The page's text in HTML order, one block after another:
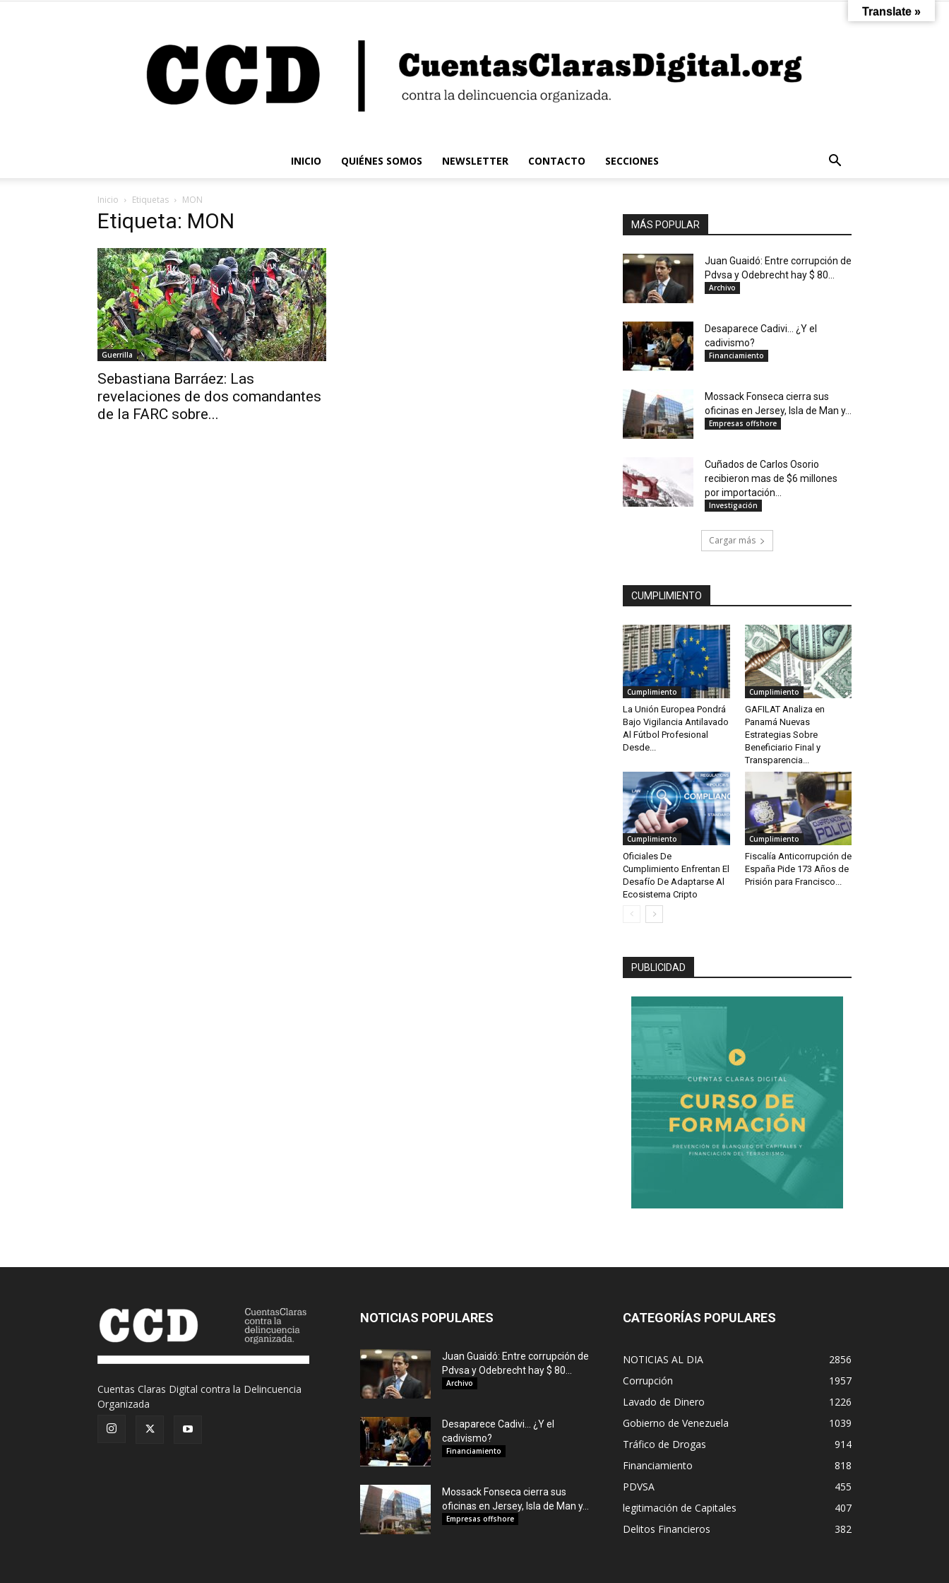
INICIO QUIÉNES SOMOS NEWSLETTER CONTACTO SECCIONES
Inicio Etiquetas MON
Etiqueta: MON
Guerrilla
Sebastiana Barráez: Las
revelaciones de dos comandantes
de la FARC sobre...
MÁS POPULAR
Juan Guaidó: Entre corrupción de
Pdvsa y Odebrecht hay $ 80...
Archivo
Desaparece Cadivi… ¿Y el
cadivismo?
Financiamiento
Mossack Fonseca cierra sus
oficinas en Jersey, Isla de Man y...
Empresas offshore
Cuñados de Carlos Osorio
recibieron mas de $6 millones
por importación...
Investigación
Cargar más
CUMPLIMIENTO
Cumplimiento
La Unión Europea Pondrá
Bajo Vigilancia Antilavado
Al Fútbol Profesional
Desde...
Cumplimiento
GAFILAT Analiza en
Panamá Nuevas
Estrategias Sobre
Beneficiario Final y
Transparencia...
Cumplimiento
Oficiales De
Cumplimiento Enfrentan El
Desafío De Adaptarse Al
Ecosistema Cripto
Cumplimiento
Fiscalía Anticorrupción de
España Pide 173 Años de
Prisión para Francisco...
PUBLICIDAD
Cuentas Claras Digital contra la Delincuencia
Organizada
NOTICIAS POPULARES
Juan Guaidó: Entre corrupción de
Pdvsa y Odebrecht hay $ 80...
Archivo
Desaparece Cadivi… ¿Y el
cadivismo?
Financiamiento
Mossack Fonseca cierra sus
oficinas en Jersey, Isla de Man y...
Empresas offshore
CATEGORÍAS POPULARES
NOTICIAS AL DIA
2856
Corrupción
1957
Lavado de Dinero
1226
Gobierno de Venezuela
1039
Tráfico de Drogas
914
Financiamiento
818
PDVSA
455
legitimación de Capitales
407
Delitos Financieros
382
Translate »